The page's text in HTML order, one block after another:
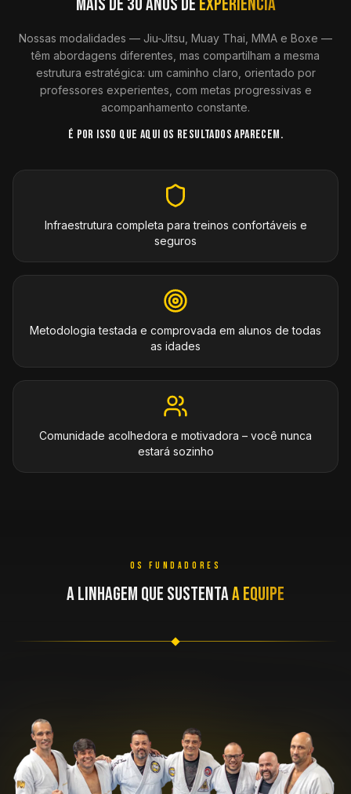
Nossas modalidades — Jiu-Jitsu, Muay Thai, MMA e Boxe —
têm abordagens diferentes, mas compartilham a mesma
estrutura estratégica: um caminho claro, orientado por
professores experientes, com metas progressivas e
acompanhamento constante.
É POR ISSO QUE AQUI OS RESULTADOS APARECEM.
Infraestrutura completa para treinos confortáveis e
seguros
Metodologia testada e comprovada em alunos de todas
as idades
Comunidade acolhedora e motivadora – você nunca
estará sozinho
OS FUNDADORES
A LINHAGEM QUE SUSTENTAA EQUIPE